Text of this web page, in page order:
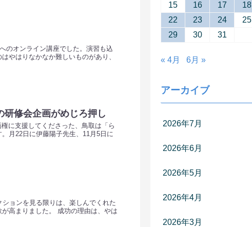
のオンライン講座でした。演習も込
やはりなかなか難しいものがあり、
研修会企画がめじろ押し
に支援してくださった、鳥取は「ら
月22日に伊藤陽子先生、11月5日に
ョンを見る限りは、楽しんでくれた
高まりました。 成功の理由は、やは
15
16 17 18
22
23 24 25
29
30 31
« 4月 6月 »
アーカイブ
2026年7月
2026年6月
2026年5月
2026年4月
2026年3月